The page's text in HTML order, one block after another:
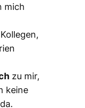
mich
zu mir,
keine